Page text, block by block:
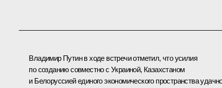
Владимир Путин в ходе встречи отметил, что усилия
по созданию совместно с Украиной, Казахстаном
и Белоруссией единого экономического пространства